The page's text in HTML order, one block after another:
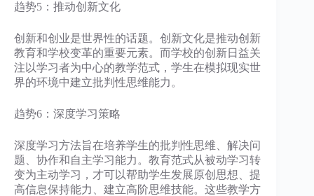
趋势5：推动创新文化
创新和创业是世界性的话题。创新文化是推动创新
教育和学校变革的重要元素。而学校的创新日益关
注以学习者为中心的教学范式，学生在模拟现实世
界的环境中建立批判性思维能力。
趋势6：深度学习策略
深度学习方法旨在培养学生的批判性思维、解决问
题、协作和自主学习能力。教育范式从被动学习转
变为主动学习，才可以帮助学生发展原创思想、提
高信息保持能力、建立高阶思维技能。这些教学方